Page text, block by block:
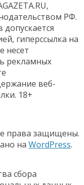
РФ.
гиперссылка на
несет
рекламных
веб-
18+
права защищены.
на WordPress.
сбора